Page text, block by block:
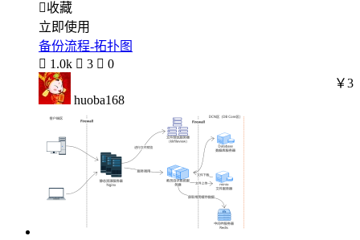
收藏
立即使用
备份流程-拓扑图
 1.0k  3  0
huoba168
￥3